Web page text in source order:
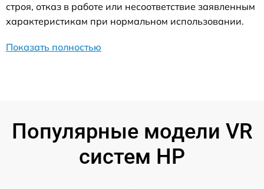
строя, отказ в работе или несоответствие заявленным
характеристикам при нормальном использовании.
Показать полностью
Популярные модели VR
систем HP